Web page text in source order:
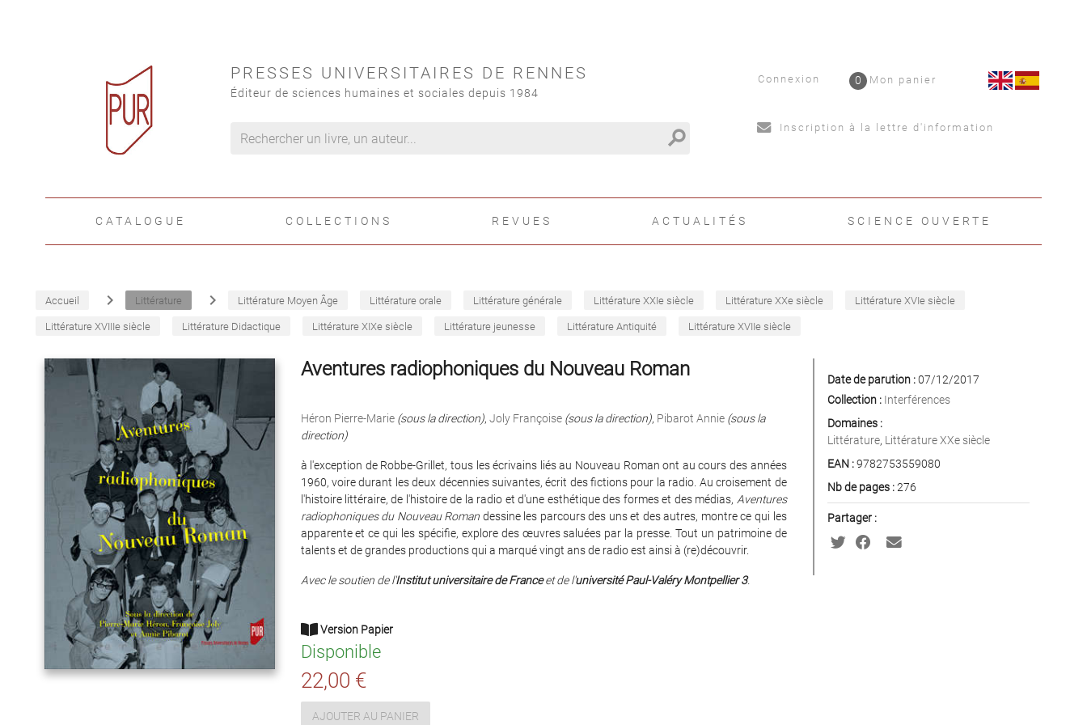
PRESSES UNIVERSITAIRES DE RENNES
Éditeur de sciences humaines et sociales depuis 1984
search
Connexion Mon panier
0
Inscription à la lettre d'information
CATALOGUE COLLECTIONS REVUES ACTUALITÉS SCIENCE OUVERTE
Accueil navigate_next Littérature navigate_next Littérature Moyen Âge Littérature orale Littérature générale Littérature XXIe siècle Littérature XXe siècle Littérature XVIe siècle
Littérature XVIIIe siècle Littérature Didactique Littérature XIXe siècle Littérature jeunesse Littérature Antiquité Littérature XVIIe siècle
Aventures radiophoniques du Nouveau Roman
Héron Pierre-Marie (sous la direction), Joly Françoise (sous la direction), Pibarot Annie (sous la
direction)
à l'exception de Robbe-Grillet, tous les écrivains liés au Nouveau Roman ont au cours des années
1960, voire durant les deux décennies suivantes, écrit des fictions pour la radio. Au croisement de
l'histoire littéraire, de l'histoire de la radio et d'une esthétique des formes et des médias, Aventures
radiophoniques du Nouveau Roman dessine les parcours des uns et des autres, montre ce qui les
apparente et ce qui les spécifie, explore des œuvres saluées par la presse. Tout un patrimoine de
talents et de grandes productions qui a marqué vingt ans de radio est ainsi à (re)découvrir.
Avec le soutien de l'Institut universitaire de Franceet de l'université Paul-Valéry Montpellier 3.
Version Papier
Disponible
22,00 €
AJOUTER AU PANIER
Date de parution :07/12/2017
Collection : Interférences
Domaines :
Littérature, Littérature XXe siècle
EAN :9782753559080
Nb de pages :276
Partager :